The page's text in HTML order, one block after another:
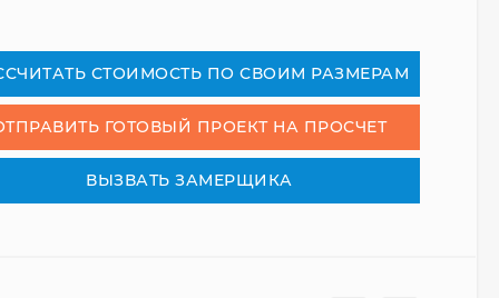
СТОИМОСТЬ ПО СВОИМ РАЗМЕРАМ
ГОТОВЫЙ ПРОЕКТ НА ПРОСЧЕТ
ВЫЗВАТЬ ЗАМЕРЩИКА